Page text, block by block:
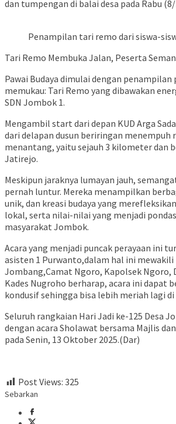
dan tumpengan di balai desa pada Rabu
Penampilan tari remo dari siswa-
​Tari Remo Membuka Jalan, Peserta
​Pawai Budaya dimulai dengan penampilan
memukau: Tari Remo yang dibawakan
SDN Jombok 1.
​Mengambil start dari depan KUD Arga
dari delapan dusun beriringan menempuh
menantang, yaitu sejauh 3 kilometer dan
Jatirejo.
​Meskipun jaraknya lumayan jauh,
pernah luntur. Mereka menampilkan
unik, dan kreasi budaya yang
lokal, serta nilai-nilai yang menjadi
masyarakat Jombok.
​Acara yang menjadi puncak perayaan ini
asisten 1 Purwanto,dalam hal ini mewakili
Jombang,Camat Ngoro, Kapolsek Ngoro,
Kades Nugroho berharap, acara ini dapat
kondusif sehingga bisa lebih meriah lagi
​Seluruh rangkaian Hari Jadi ke-125 Desa
dengan acara Sholawat bersama Majlis
pada Senin, 13 Oktober 2025.(Dar)
Post Views: 325
Sebarkan